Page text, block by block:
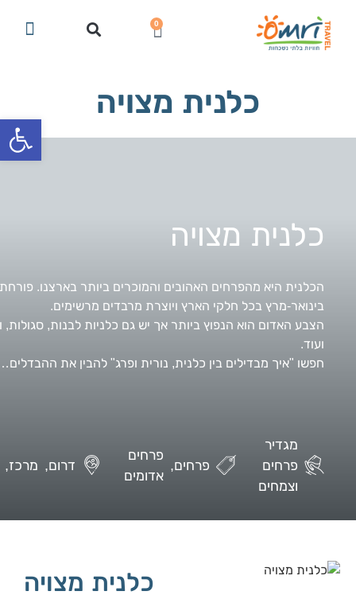
פתח
0
כלנית מצויה
כלנית מצויה
הכלנית היא מהפרחים האהובים והמוכרים ביותר בארצנו. פורחת
בינואר-מרץ בכל חלקי הארץ ויוצרת מרבדים מרשימים.
הצבע האדום הוא הנפוץ ביותר אך יש גם כלניות לבנות, סגולות,
ועוד.
חפשו "איך מבדילים בין כלנית, נורית ופרג" להבין את
מגדיר
פרחים
וצמחים
פרחים
פרחים
אדומים
דרום מרכז
כלנית מצויה